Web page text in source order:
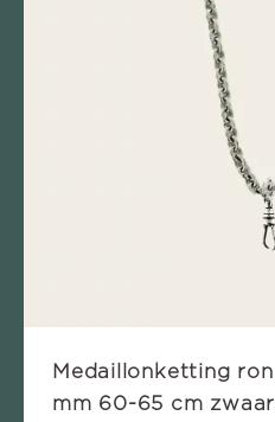
Medaillonketting
mm 60-65 cm